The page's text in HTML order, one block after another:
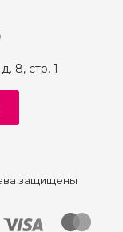
8, стр. 1
защищены